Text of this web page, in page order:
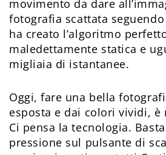
movimento da dare
fotografia scattata
ha creato l’algoritmo
maledettamente statica e
migliaia di istantanee.
Oggi, fare una bella
esposta e dai colori vividi, è
Ci pensa la tecnologia.
pressione sul pulsante di